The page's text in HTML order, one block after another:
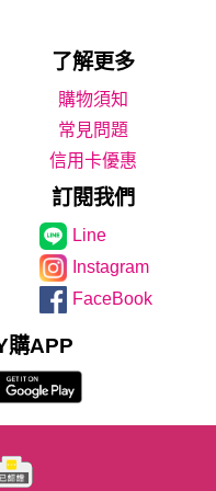
了解更多
購物須知
常見問題
信用卡優惠
訂閱我們
Line
Instagram
FaceBook
購APP